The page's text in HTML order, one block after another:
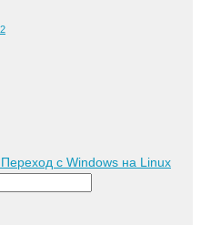
с Windows на Linux